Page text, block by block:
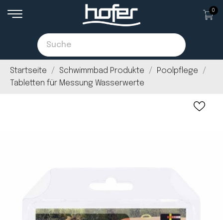
0
Startseite Schwimmbad Produkte
Poolpflege
Tabletten für Messung Wasserwerte